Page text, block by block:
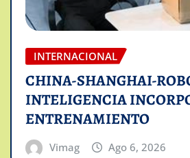
INTERNACIONAL
CHINA-SHANGHAI-
INTELIGENCIA
ENTRENAMIENTO
Vimag Ago 6, 2026